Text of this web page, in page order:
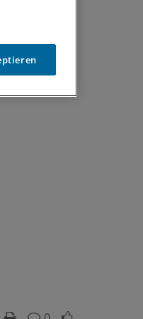
den
Krieg
die